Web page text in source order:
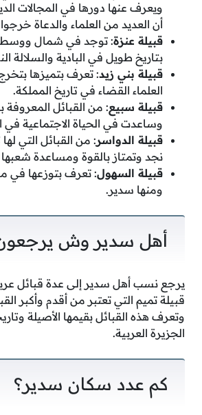
ويعرف عنها دورها في المجالات
أن العديد من العلماء والدعاة
قبيلة عنزة: توجد في شمال ووسط
بتاريخ طويل في البادية والسلالة
قبيلة بني زيد: تعرف بتميزها
العلماء القضاء في تاريخ المملكة.
قبيلة سبيع: من القبائل المعروفة
وساعدت في الحياة الاجتماعية في
قبيلة الدواسر: من القبائل التي
نجد وتمتاز بالقوة ومساعدة
قبيلة السهول: تعرف بتوزعها في
ومنها سدير.
أهل سدير وش
يرجع نسب أهل سدير إلى عدة قبائل
قبيلة تميم التي تعتبر من أقدم وأكبر
وتعرف هذه القبائل بقيمها الأصيلة
الجزيرة العربية.
كم عدد سكان سدير؟